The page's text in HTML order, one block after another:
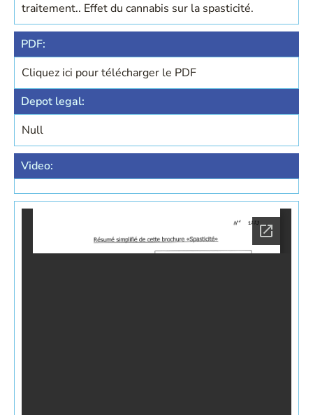
traitement.. Effet du cannabis sur la spasticité.
PDF:
Cliquez ici pour télécharger le PDF
Depot legal:
Null
Video: